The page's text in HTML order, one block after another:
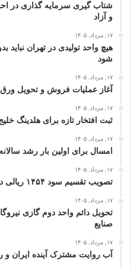
شتاب گیری سرمایه گذاری در
و آزاد
۱۷, مرداد, ۱۴۰۵
هیچ واحد تولیدی در تهران
شود
۱۷, مرداد, ۱۴۰۵
آغاز عملیات فروش و تحویل ورق
۱۷, مرداد, ۱۴۰۵
ثبت افتخار تازه برای هلدینگ
۱۷, مرداد, ۱۴۰۵
امسال برای اولین بار رشد
۱۷, مرداد, ۱۴۰۵
تصویب تقسیم سود ۱۴۵۴ ریالی در مجمع عمومی عادی
۱۷, مرداد, ۱۴۰۵
تحویل دائم واحد دوم گازی
صنایع
۱۷, مرداد, ۱۴۰۵
آب روایت مشترک آینده ایران و